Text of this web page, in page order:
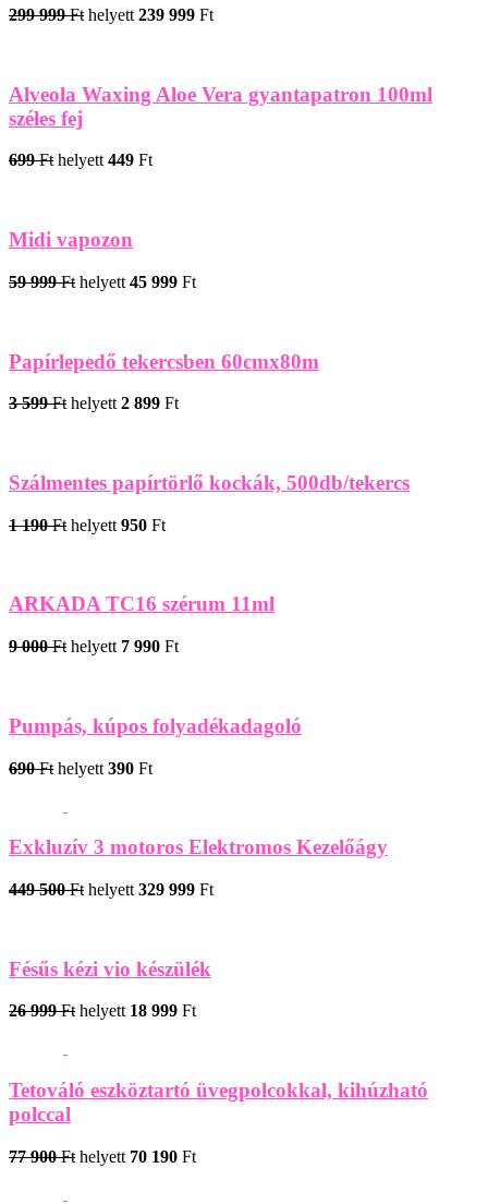
299 999 Ft helyett 239 999 Ft
Alveola Waxing Aloe Vera gyantapatron 100ml
széles fej
699 Ft helyett 449 Ft
Midi vapozon
59 999 Ft helyett 45 999 Ft
Papírlepedő tekercsben 60cmx80m
3 599 Ft helyett 2 899 Ft
Szálmentes papírtörlő kockák, 500db/tekercs
1 190 Ft helyett 950 Ft
ARKADA TC16 szérum 11ml
9 000 Ft helyett 7 990 Ft
Pumpás, kúpos folyadékadagoló
690 Ft helyett 390 Ft
Exkluzív 3 motoros Elektromos Kezelőágy
449 500 Ft helyett 329 999 Ft
Fésűs kézi vio készülék
26 999 Fthelyett 18 999 Ft
Tetováló eszköztartó üvegpolcokkal, kihúzható
polccal
77 900 Ft helyett 70 190 Ft